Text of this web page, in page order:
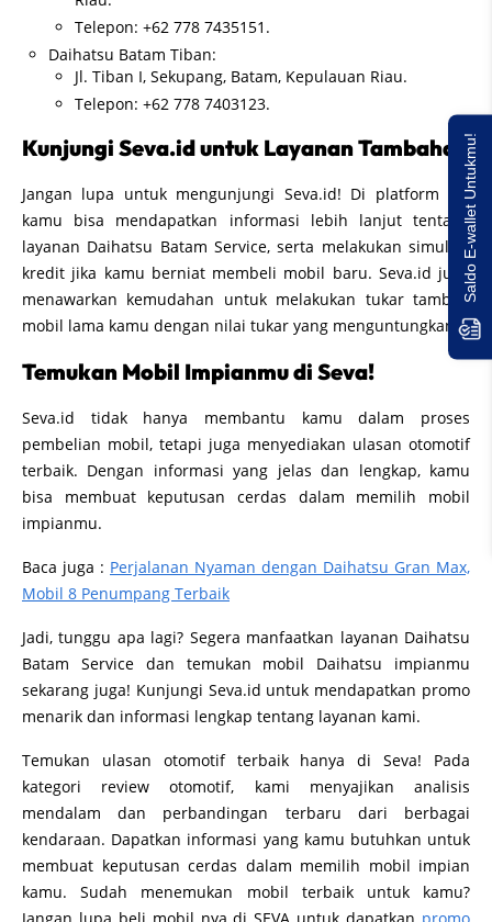
Telepon: +62 778 7435151.
Daihatsu Batam Tiban:
Jl. Tiban I, Sekupang, Batam, Kepulauan Riau.
Telepon: +62 778 7403123.
Kunjungi Seva.id untuk Layanan Tambahan
Jangan lupa untuk mengunjungi Seva.id! Di platform ini,
kamu bisa mendapatkan informasi lebih lanjut tentang
layanan Daihatsu Batam Service, serta melakukan simulasi
kredit jika kamu berniat membeli mobil baru. Seva.id juga
menawarkan kemudahan untuk melakukan tukar tambah
mobil lama kamu dengan nilai tukar yang menguntungkan.
Temukan Mobil Impianmu di Seva!
Seva.id tidak hanya membantu kamu dalam proses
pembelian mobil, tetapi juga menyediakan ulasan otomotif
terbaik. Dengan informasi yang jelas dan lengkap, kamu
bisa membuat keputusan cerdas dalam memilih mobil
impianmu.
Baca juga : Perjalanan Nyaman dengan Daihatsu Gran Max,
Mobil 8 Penumpang Terbaik
Jadi, tunggu apa lagi? Segera manfaatkan layanan Daihatsu
Batam Service dan temukan mobil Daihatsu impianmu
sekarang juga! Kunjungi Seva.id untuk mendapatkan promo
menarik dan informasi lengkap tentang layanan kami.
Temukan ulasan otomotif terbaik hanya di Seva! Pada
kategori review otomotif, kami menyajikan analisis
mendalam dan perbandingan terbaru dari berbagai
kendaraan. Dapatkan informasi yang kamu butuhkan untuk
membuat keputusan cerdas dalam memilih mobil impian
kamu. Sudah menemukan mobil terbaik untuk kamu?
Saldo E-wallet Untukmu!